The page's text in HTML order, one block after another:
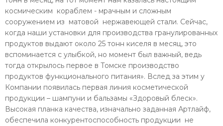
космическим кораблем - мрачным и сложным
сооружением из матовой нержавеющей стали. Сейчас,
когда наши установки для производства гранулированных
продуктов выдают около 25 тонн киселя в месяц, это
вспоминается с улыбкой, но момент был важный, ведь
тогда открылось первое в Томске производство
продуктов функционального питания». Вслед за этим у
Компании появилась первая линия косметической
продукции – шампуни и бальзамы «Здоровый блеск».
Высокая планка качества, изначально заданная Артлайф,
обеспечила конкурентоспособность продукции не